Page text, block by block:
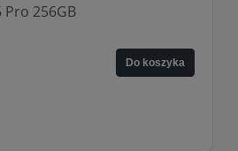
Apple iPhone 16 Pro 128GB